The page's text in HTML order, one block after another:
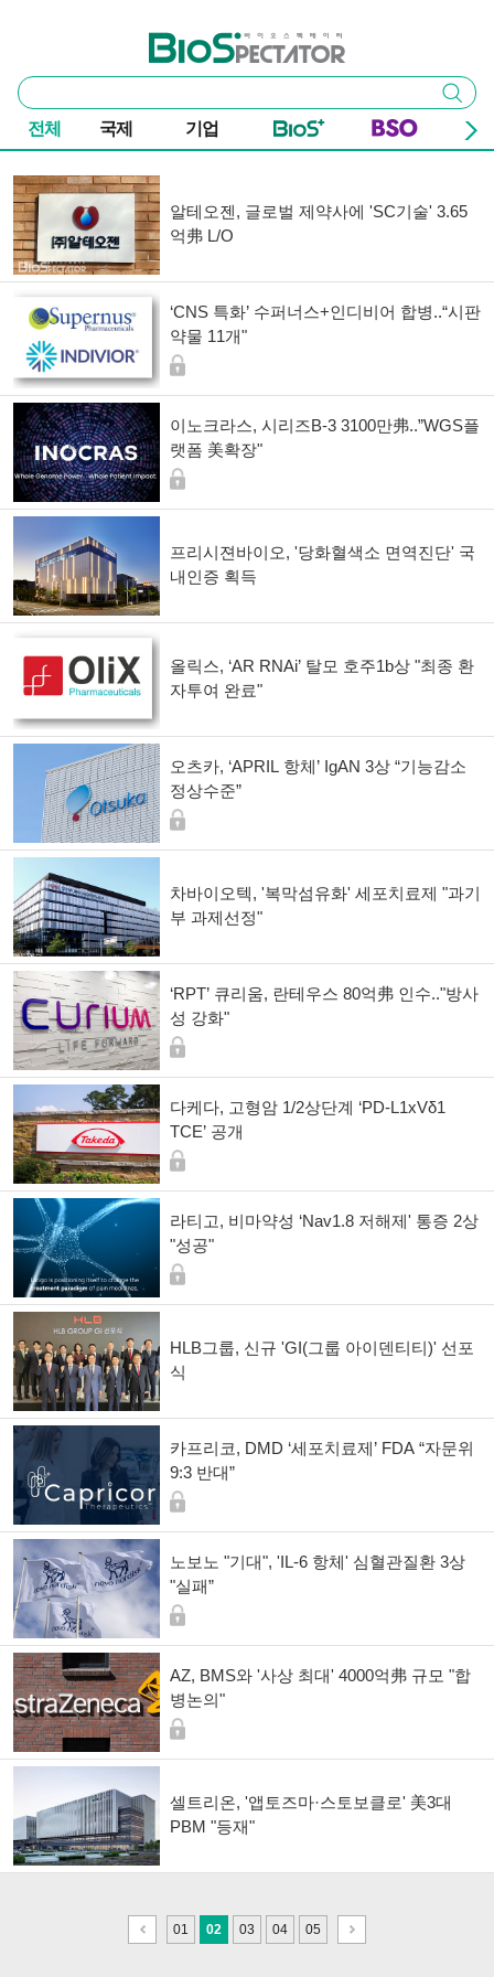
바이오스펙테이터
통
합
검
색
검색
전체 국제 기업
알테오젠, 글로벌 제약사에 'SC기술' 3.65
억弗 L/O
‘CNS 특화’ 수퍼너스+인디비어 합병..“시판
약물 11개"
이노크라스, 시리즈B-3 3100만弗..”WGS플
랫폼 美확장"
프리시젼바이오, '당화혈색소 면역진단' 국
내인증 획득
올릭스, ‘AR RNAi’ 탈모 호주1b상 "최종 환
자투여 완료"
오츠카, ‘APRIL 항체’ IgAN 3상 “기능감소
정상수준”
차바이오텍, '복막섬유화' 세포치료제 "과기
부 과제선정"
‘RPT’ 큐리움, 란테우스 80억弗 인수.."방사
성 강화"
다케다, 고형암 1/2상단계 ‘PD-L1xVδ1
TCE’ 공개
라티고, 비마약성 ‘Nav1.8 저해제' 통증 2상
"성공"
HLB그룹, 신규 'GI(그룹 아이덴티티)' 선포
식
카프리코, DMD ‘세포치료제’ FDA “자문위
9:3 반대”
노보노 "기대", 'IL-6 항체' 심혈관질환 3상
"실패”
AZ, BMS와 '사상 최대' 4000억弗 규모 "합
병논의"
셀트리온, '앱토즈마·스토보클로' 美3대
PBM "등재"
이
전
01 02 03 04 05
다
음